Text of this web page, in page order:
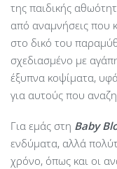
της παιδικής
από αναμνήσεις που
στο δικό του
σχεδιασμένο με
έξυπνα κοψίματα,
για αυτούς που
Για εμάς στη Baby
ενδύματα, αλλά
χρόνο, όπως και οι